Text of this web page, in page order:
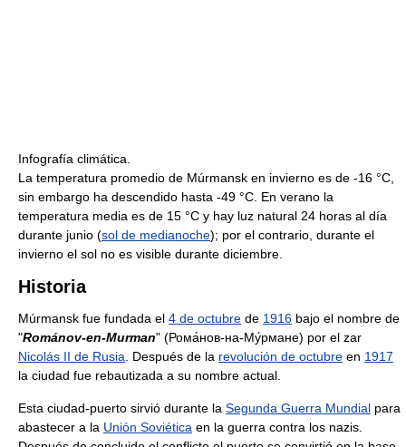
Infografía climática.
La temperatura promedio de Múrmansk en invierno es de -16 °C,
sin embargo ha descendido hasta -49 °C. En verano la
temperatura media es de 15 °C y hay luz natural 24 horas al día
durante junio (sol de medianoche); por el contrario, durante el
invierno el sol no es visible durante diciembre.
Historia
Múrmansk fue fundada el 4 de octubre de 1916 bajo el nombre de
"Románov-en-Murman" (Рома́нов-на-Му́рмане) por el zar
Nicolás II de Rusia. Después de la revolución de octubre en 1917
la ciudad fue rebautizada a su nombre actual.
Esta ciudad-puerto sirvió durante la Segunda Guerra Mundial para
abastecer a la Unión Soviética en la guerra contra los nazis.